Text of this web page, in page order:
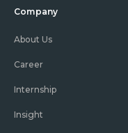
Company
About Us
Career
Internship
Insight